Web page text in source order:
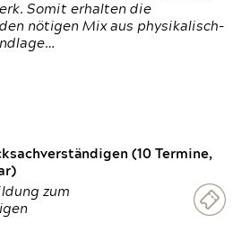
Somit erhalten die
nötigen Mix aus physikalisch-
(10 Termine,
zum